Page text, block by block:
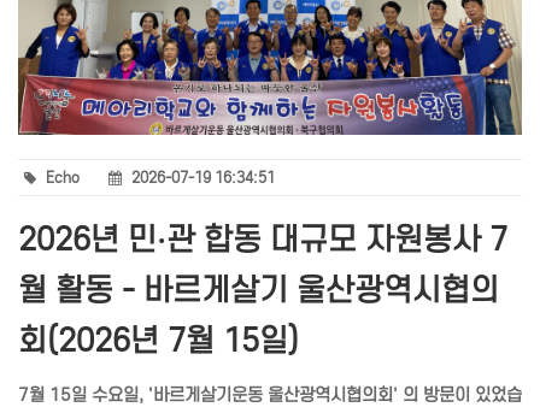
Echo 2026-07-19 16:34:51
2026년 민·관 합동 대규모 자원봉사 7
월 활동 - 바르게살기 울산광역시협의
회(2026년 7월 15일)
7월 15일 수요일, '바르게살기운동 울산광역시협의회' 의 방문이 있었습